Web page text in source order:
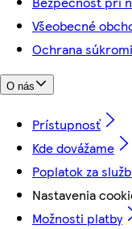
Všeobecné
Ochrana
O nás
Prístupnosť
Kde dovážame
Poplatok za
Nastavenia
Možnosti platby